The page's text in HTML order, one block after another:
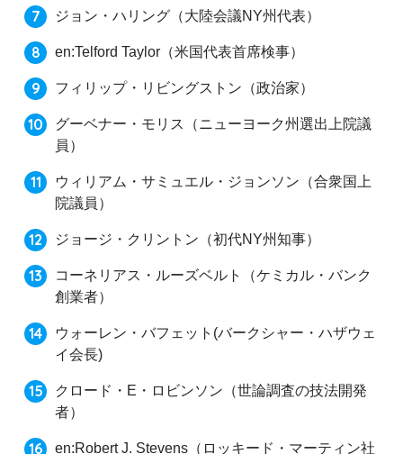
ジョン・ハリング（大陸会議NY州代表）
en:Telford Taylor（米国代表首席検事）
フィリップ・リビングストン（政治家）
グーベナー・モリス（ニューヨーク州選出上院議
員）
ウィリアム・サミュエル・ジョンソン（合衆国上
院議員）
ジョージ・クリントン（初代NY州知事）
コーネリアス・ルーズベルト（ケミカル・バンク
創業者）
ウォーレン・バフェット(バークシャー・ハザウェ
イ会長)
クロード・E・ロビンソン（世論調査の技法開発
者）
en:Robert J. Stevens（ロッキード・マーティン社